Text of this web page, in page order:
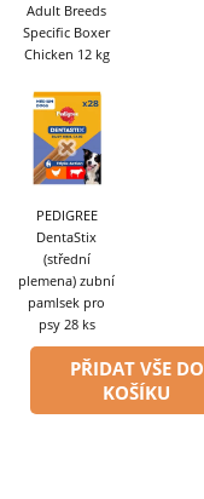
Adult Breeds
Specific Boxer
Chicken 12 kg
PEDIGREE
DentaStix
(střední
plemena) zubní
pamlsek pro
psy 28 ks
PŘIDAT VŠE DO
KOŠÍKU